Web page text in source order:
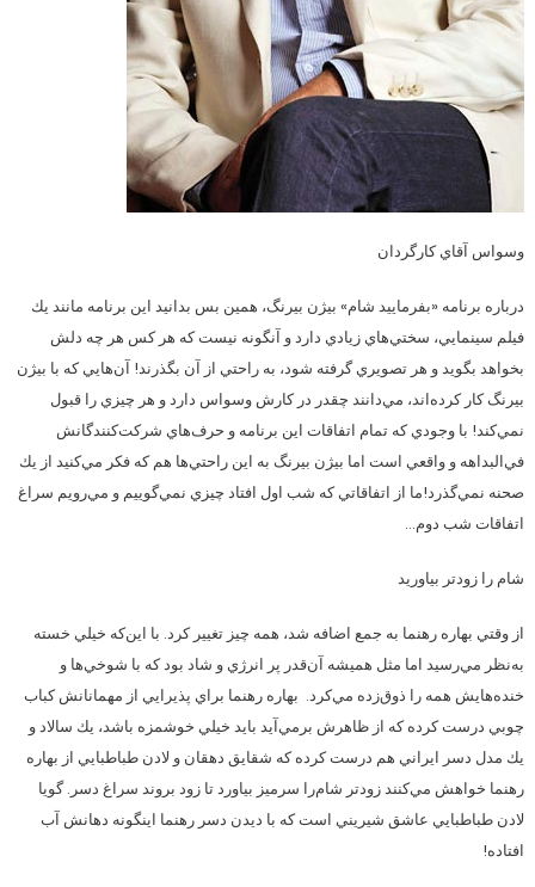
وسواس آقاي كارگردان
درباره برنامه «بفرماييد شام» بيژن بيرنگ، همين بس بدانيد اين برنامه مانند يك
فيلم سينمايي، سختي‌هاي زيادي دارد و آنگونه نيست كه هر كس هر چه دلش
بخواهد بگويد و هر تصويري گرفته شود، به راحتي از آن بگذرند! آن‌هايي كه با بيژن
بيرنگ كار كرده‌اند، مي‌دانند چقدر در كارش وسواس دارد و هر چيزي را قبول
نمي‌كند! با وجودي كه تمام اتفاقات اين برنامه و حرف‌هاي شركت‌كنندگانش
في‌البداهه و واقعي است اما بيژن بيرنگ به اين راحتي‌ها هم كه فكر مي‌كنيد ‌از يك
صحنه نمي‌گذرد!ما از اتفاقاتي كه شب اول افتاد چيزي نمي‌گوييم و مي‌رويم سراغ
اتفاقات شب دوم…
شام را زودتر بياوريد
از وقتي بهاره رهنما به جمع اضافه شد، همه چيز تغيير كرد. با اين‌كه خيلي خسته
به‌نظر مي‌رسيد اما مثل هميشه آن‌قدر پر انرژي و شاد بود كه با شوخي‌ها و
خنده‌هايش همه را ذوق‌زده مي‌كرد. بهاره رهنما براي پذيرايي از مهمانانش كباب
چوبي درست كرده كه از ظاهرش برمي‌آيد بايد خيلي خوشمزه باشد، يك سالاد و
يك مدل دسر ايراني هم درست كرده كه شقايق دهقان و لادن طباطبايي از بهاره
رهنما خواهش مي‌كنند زودتر شام‌را سرميز بياورد تا زود بروند سراغ دسر. گويا
لادن طباطبايي عاشق شيريني است كه با ديدن دسر رهنما اينگونه دهانش آب
افتاده!